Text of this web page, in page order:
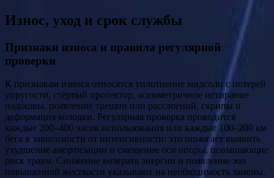
Износ, уход и срок службы
Признаки износа и правила регулярной
проверки
К признакам износа относятся уплотнение мидсоли с потерей
упругости, стёртый протектор, асимметричное истирание
подошвы, появление трещин или расслоений, скрипы и
деформация колодки. Регулярная проверка проводится
каждые 200–400 часов использования или каждые 100–200 км
бега в зависимости от интенсивности: это помогает выявить
ухудшение амортизации и смещение оси опоры, повышающие
риск травм. Снижение возврата энергии и появление зон
повышенной жесткости указывают на необходимость замены.